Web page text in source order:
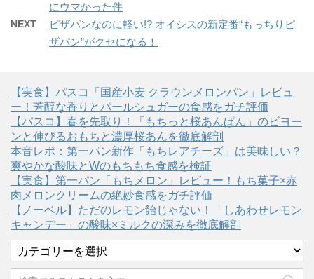
にウマかった件
NEXT
ピザパンなのに軽い!? オイシスの新定番“もっちりピ
ザパン”がクセになる！
【実食】パスコ「国産小麦 クラウンメロンパン」レビュ
ー！芳醇な香りとパールシュガーの食感をガチ評価
【パスコ】春を先取り！「もちっと桜あんぱん」のビヨー
ンと伸びるおもちと濃厚桜あんを徹底解剖
本音レポ：第一パン新作「もちレアチーズ」は美味しい？
爽やかな酸味とWのもちもち食感を検証
【実食】第一パン「もちメロン」レビュー！もち菓子×赤
肉メロンクリームの絶妙食感をガチ評価
【ノーベル】ただのレモン飴じゃない！「しあわせレモン
キャンデー」の酸味×ミルクの深みを徹底解剖
テ
ゴ